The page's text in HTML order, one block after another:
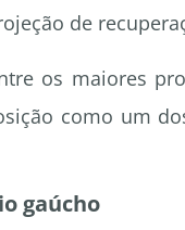
de
os maiores
como um
gaúcho